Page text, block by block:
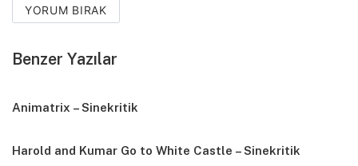
YORUM BIRAK
Benzer Yazılar
Animatrix – Sinekritik
Harold and Kumar Go to White Castle – Sinekritik